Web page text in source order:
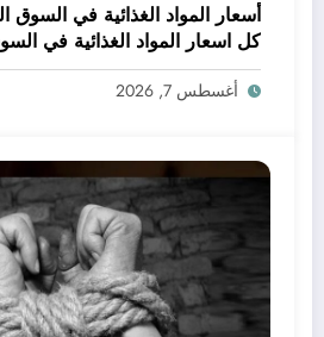
كل اسعار المواد الغذائية في
اليوم طبقا للبورصات العالمية
أغسطس 7, 2026